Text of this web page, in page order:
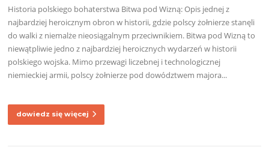
Historia polskiego bohaterstwa Bitwa pod Wizną: Opis jednej z
najbardziej heroicznym obron w historii, gdzie polscy żołnierze stanęli
do walki z niemalże nieosiągalnym przeciwnikiem. Bitwa pod Wizną to
niewątpliwie jedno z najbardziej heroicznych wydarzeń w historii
polskiego wojska. Mimo przewagi liczebnej i technologicznej
niemieckiej armii, polscy żołnierze pod dowództwem majora...
dowiedz się więcej